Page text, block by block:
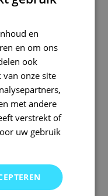
en
en om ons
ook
onze site
met andere
verstrekt of
uw gebruik